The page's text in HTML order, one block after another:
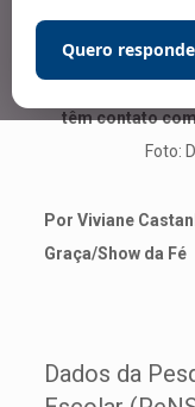
Quero
Dados do IBGE
têm contato
Foto:
Por Viviane
Graça/Show da Fé
Dados da